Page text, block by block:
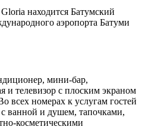
находится Батумский
аэропорта Батуми
мини-бар,
и телевизор с плоским экраном
всех номерах к услугам гостей
с ванной и душем, тапочками,
косметическими